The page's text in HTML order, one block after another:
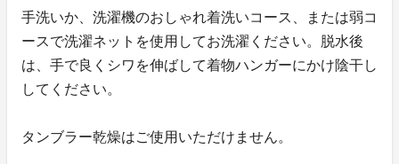
手洗いか、洗濯機のおしゃれ着洗いコース、または弱コ
ースで洗濯ネットを使用してお洗濯ください。脱水後
は、手で良くシワを伸ばして着物ハンガーにかけ陰干し
してください。
タンブラー乾燥はご使用いただけません。